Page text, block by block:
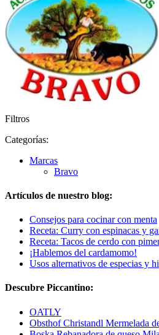
Filtros
Categorías:
Marcas
Bravo
Artículos de nuestro blog:
Consejos para cocinar con menta
Receta: Curry con espinacas y
Receta: Tacos de cerdo con
¡Hablemos del cardamomo!
Usos alternativos de especias y
Descubre Piccantino:
OATLY
Obsthof Christandl Mermelada